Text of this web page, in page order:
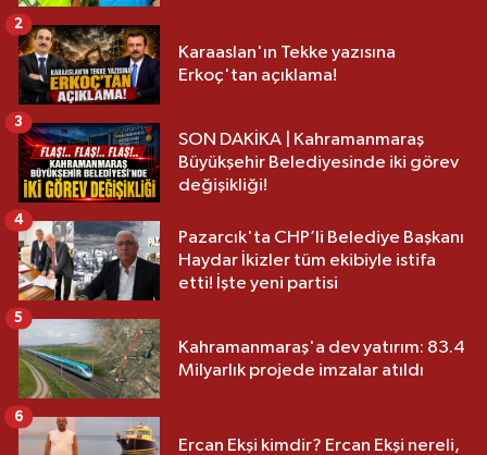
Karaaslan'ın Tekke yazısına
Erkoç'tan açıklama!
2
SON DAKİKA | Kahramanmaraş
Büyükşehir Belediyesinde iki görev
değişikliği!
3
Pazarcık'ta CHP’li Belediye Başkanı
Haydar İkizler tüm ekibiyle istifa
etti! İşte yeni partisi
4
Kahramanmaraş'a dev yatırım: 83.4
Milyarlık projede imzalar atıldı
5
Ercan Ekşi kimdir? Ercan Ekşi nereli,
6